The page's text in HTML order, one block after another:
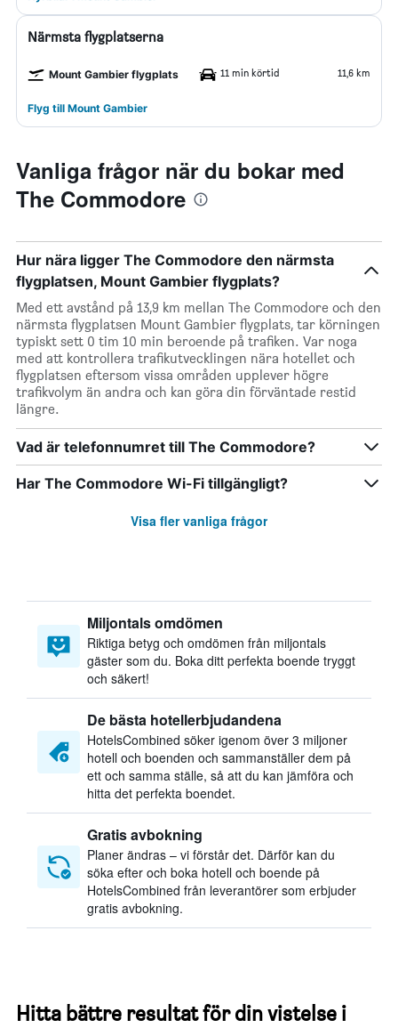
Närmsta flygplatserna
Mount Gambier flygplats 11 min körtid 11,6 km
Flyg till Mount Gambier
Vanliga frågor när du bokar med
The Commodore
Hur nära ligger The Commodore den närmsta
flygplatsen, Mount Gambier flygplats?
Med ett avstånd på 13,9 km mellan The Commodore och den
närmsta flygplatsen Mount Gambier flygplats, tar körningen
typiskt sett 0 tim 10 min beroende på trafiken. Var noga
med att kontrollera trafikutvecklingen nära hotellet och
flygplatsen eftersom vissa områden upplever högre
trafikvolym än andra och kan göra din förväntade restid
längre.
Vad är telefonnumret till The Commodore?
Har The Commodore Wi-Fi tillgängligt?
Visa fler vanliga frågor
Miljontals omdömen
Riktiga betyg och omdömen från miljontals
gäster som du. Boka ditt perfekta boende tryggt
och säkert!
De bästa hotellerbjudandena
HotelsCombined söker igenom över 3 miljoner
hotell och boenden och sammanställer dem på
ett och samma ställe, så att du kan jämföra och
hitta det perfekta boendet.
Gratis avbokning
Planer ändras – vi förstår det. Därför kan du
söka efter och boka hotell och boende på
HotelsCombined från leverantörer som erbjuder
gratis avbokning.
Hitta bättre resultat för din vistelse i